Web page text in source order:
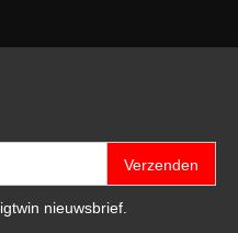
Verzenden
nieuwsbrief.